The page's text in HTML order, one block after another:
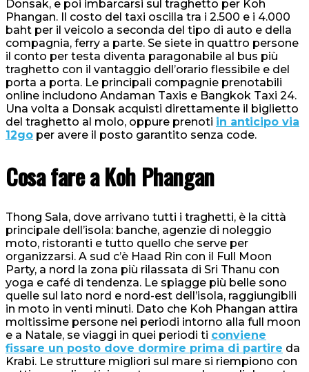
Donsak, e poi imbarcarsi sul traghetto per Koh
Phangan. Il costo del taxi oscilla tra i 2.500 e i 4.000
baht per il veicolo a seconda del tipo di auto e della
compagnia, ferry a parte. Se siete in quattro persone
il conto per testa diventa paragonabile al bus più
traghetto con il vantaggio dell’orario flessibile e del
porta a porta. Le principali compagnie prenotabili
online includono Andaman Taxis e Bangkok Taxi 24.
Una volta a Donsak acquisti direttamente il biglietto
del traghetto al molo, oppure prenoti in anticipo via
12go per avere il posto garantito senza code.
Cosa fare a Koh Phangan
Thong Sala, dove arrivano tutti i traghetti, è la città
principale dell’isola: banche, agenzie di noleggio
moto, ristoranti e tutto quello che serve per
organizzarsi. A sud c’è Haad Rin con il Full Moon
Party, a nord la zona più rilassata di Sri Thanu con
yoga e café di tendenza. Le spiagge più belle sono
quelle sul lato nord e nord-est dell’isola, raggiungibili
in moto in venti minuti. Dato che Koh Phangan attira
moltissime persone nei periodi intorno alla full moon
e a Natale, se viaggi in quei periodi ti conviene
fissare un posto dove dormire prima di partire da
Krabi. Le strutture migliori sul mare si riempiono con